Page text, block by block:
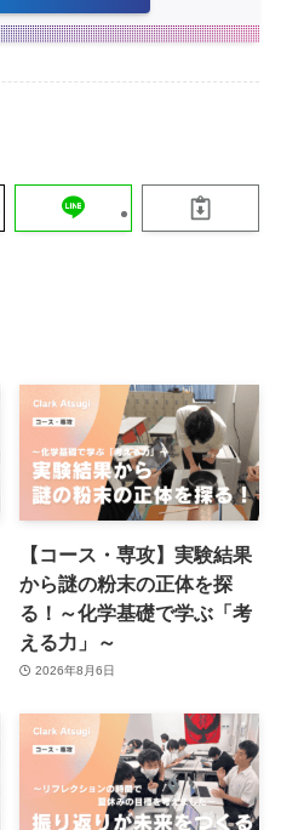
【コース・専攻】実験結果
から謎の粉末の正体を探
る！～化学基礎で学ぶ「考
える力」～
2026年8月6日